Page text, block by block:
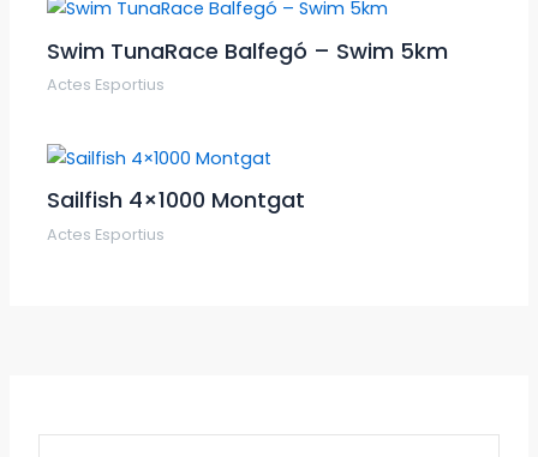
Swim TunaRace Balfegó – Swim 5km
Actes Esportius
Sailfish 4×1000 Montgat
Actes Esportius